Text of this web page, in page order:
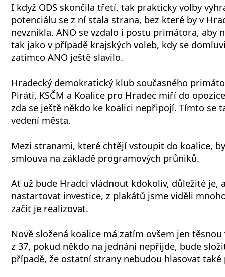
I když ODS skončila třetí, tak prakticky volby
potenciálu se z ní stala strana, bez které by v
nevznikla. ANO se vzdalo i postu primátora, aby
tak jako v případě krajských voleb, kdy se
zatímco ANO ještě slavilo.
Hradecký demokratický klub současného
Piráti, KSČM a Koalice pro Hradec míří do
zda se ještě někdo ke koalici nepřipojí. Tímto se
vedení města.
Mezi stranami, které chtějí vstoupit do koalice,
smlouva na základě programových průniků.
Ať už bude Hradci vládnout kdokoliv, důležité je,
nastartovat investice, z plakátů jsme viděli
začít je realizovat.
Nově složená koalice má zatím ovšem jen
z 37, pokud někdo na jednání nepřijde, bude
případě, že ostatní strany nebudou hlasovat také